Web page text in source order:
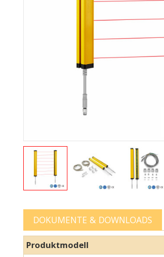
DOKUMENTE & DOWNLOADS
Produktmodell